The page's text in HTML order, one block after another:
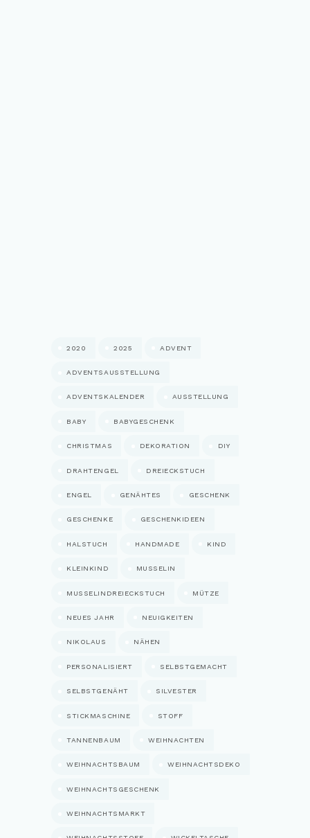
2020 2025 ADVENT
ADVENTSAUSSTELLUNG
ADVENTSKALENDER AUSSTELLUNG
BABY BABYGESCHENK
CHRISTMAS DEKORATION DIY
DRAHTENGEL DREIECKSTUCH
ENGEL GENÄHTES GESCHENK
GESCHENKE GESCHENKIDEEN
HALSTUCH HANDMADE KIND
KLEINKIND MUSSELIN
MUSSELINDREIECKSTUCH MÜTZE
NEUES JAHR NEUIGKEITEN
NIKOLAUS NÄHEN
PERSONALISIERT SELBSTGEMACHT
SELBSTGENÄHT SILVESTER
STICKMASCHINE STOFF
TANNENBAUM WEIHNACHTEN
WEIHNACHTSBAUM WEIHNACHTSDEKO
WEIHNACHTSGESCHENK
WEIHNACHTSMARKT